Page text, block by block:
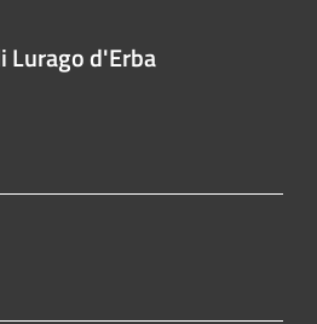
Lurago d'Erba